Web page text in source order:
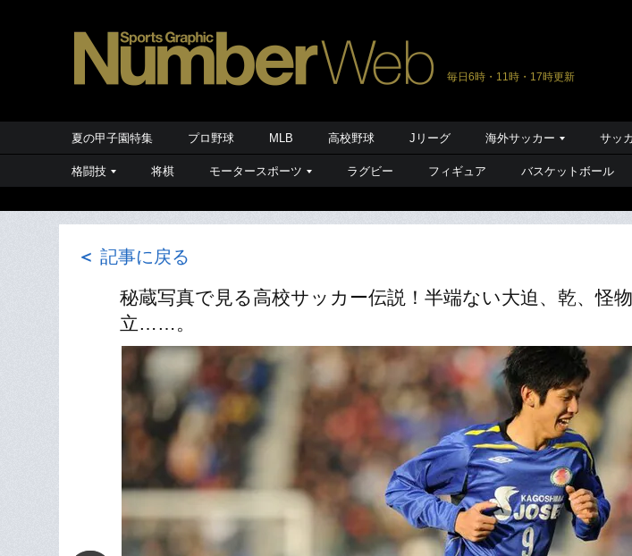
毎日6時・11時・17時更新
夏の甲子園特集 プロ野球 MLB 高校野球 Jリーグ 海外サッカー サッ
格闘技 将棋 モータースポーツ ラグビー フィギュア バスケットボール
＜ 記事に戻る
秘蔵写真で見る高校サッカー伝説！半端ない大迫、乾、怪
立……。